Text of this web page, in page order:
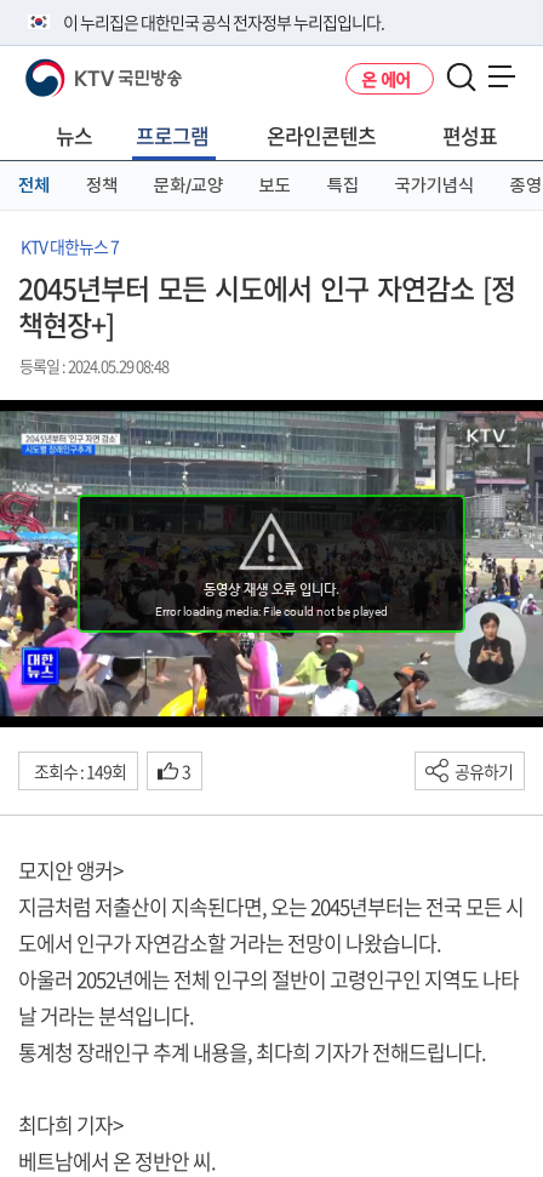
이 누리집은 대한민국 공식 전자정부 누리집입니다.
공식 누리집 주소 확인하기
니다.
이밖에 or.kr 또는 .kr등 다른 도메인 주소를 사용하고 있다면 아래 URL에
서 도메인 주소를 확인해 보세요
KTV 국민방송 온 에어
뉴스 프로그램 온라인콘텐츠 편성표
전체 정책 문화/교양 보도 특집 국가기념식 종영
KTV 대한뉴스 7
2045년부터 모든 시도에서 인구 자연감소 [정
책현장+]
등록일 : 2024.05.29 08:48
조회수 : 149회 3 공유하기
모지안 앵커>
지금처럼 저출산이 지속된다면, 오는 2045년부터는 전국 모든 시
도에서 인구가 자연감소할 거라는 전망이 나왔습니다.
아울러 2052년에는 전체 인구의 절반이 고령인구인 지역도 나타
날 거라는 분석입니다.
통계청 장래인구 추계 내용을, 최다희 기자가 전해드립니다.
최다희 기자>
베트남에서 온 정반안 씨.